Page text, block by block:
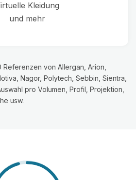
Kleidung
und mehr
von Allergan, Arion,
Nagor, Polytech, Sebbin, Sientra,
pro Volumen, Profil, Projektion,
usw.